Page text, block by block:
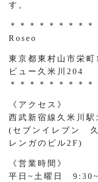
す。
＊＊＊＊＊＊＊＊＊
Roseo
東京都東村山市栄
ビュー久米川204
＊＊＊＊＊＊＊＊＊
《アクセス》
西武新宿線久米川駅
(セブンイレブン
レンガのビル2F)
《営業時間》
平日~土曜日